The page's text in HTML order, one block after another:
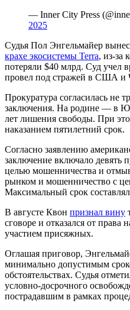
— Inner City Press
2025
Судья Пол Энгельмайер
крахе экосистемы Terra, из-за
потеряли $40 млрд. Суд учел
провел под стражей в США и
Прокуратура согласилась не
заключения. На родине — в
лет лишения свободы. При
наказанием пятилетний срок.
Согласно заявлению
заключение включало девять
целью мошенничества и
рынком и мошенничество с
Максимальный срок составлял
В августе Квон признал вину
сговоре и отказался от права
участием присяжных.
Оглашая приговор,
минимально допустимым
обстоятельствах. Судья
условно-досрочного
пострадавшим в рамках